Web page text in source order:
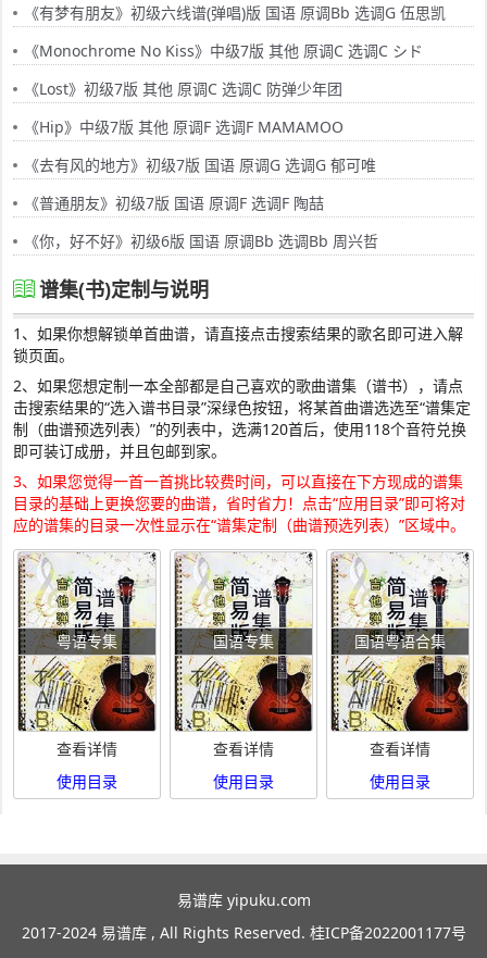
《有梦有朋友》初级六线谱(弹唱)版 国语 原调Bb 选调G 伍思凯
《Monochrome No Kiss》中级7版 其他 原调C 选调C シド
《Lost》初级7版 其他 原调C 选调C 防弹少年团
《Hip》中级7版 其他 原调F 选调F MAMAMOO
《去有风的地方》初级7版 国语 原调G 选调G 郁可唯
《普通朋友》初级7版 国语 原调F 选调F 陶喆
《你，好不好》初级6版 国语 原调Bb 选调Bb 周兴哲
谱集(书)定制与说明
1、如果你想解锁单首曲谱，请直接点击搜索结果的歌名即可进入解
锁页面。
2、如果您想定制一本全部都是自己喜欢的歌曲谱集（谱书），请点
击搜索结果的“选入谱书目录”深绿色按钮，将某首曲谱选选至“谱集定
制（曲谱预选列表）”的列表中，选满120首后，使用118个音符兑换
即可装订成册，并且包邮到家。
3、如果您觉得一首一首挑比较费时间，可以直接在下方现成的谱集
目录的基础上更换您要的曲谱，省时省力！点击“应用目录”即可将对
应的谱集的目录一次性显示在“谱集定制（曲谱预选列表）”区域中。
粤语专集
查看详情
使用目录
国语专集
查看详情
使用目录
国语粤语合集
查看详情
使用目录
易谱库 yipuku.com
2017-2024 易谱库 , All Rights Reserved. 桂ICP备2022001177号